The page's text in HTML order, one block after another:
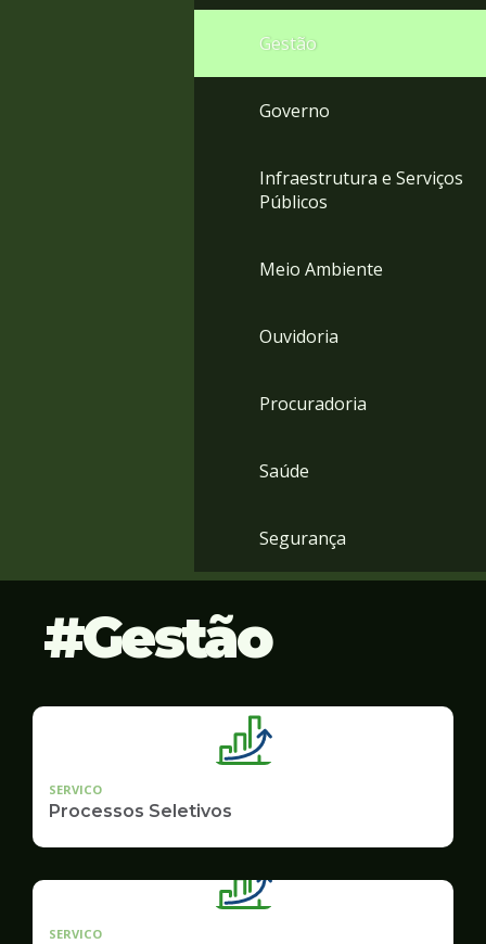
Gestão
Governo
Infraestrutura e Serviços
Públicos
Meio Ambiente
Ouvidoria
Procuradoria
Saúde
Segurança
Gestão
SERVICO
Processos Seletivos
SERVICO